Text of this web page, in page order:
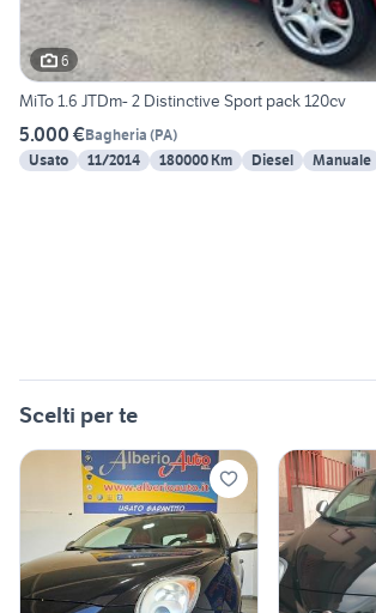
6
MiTo 1.6 JTDm- 2 Distinctive Sport pack 120cv
5.000 €Bagheria (PA)
Usato
11/2014 180000 Km Diesel Manuale
Scelti per te